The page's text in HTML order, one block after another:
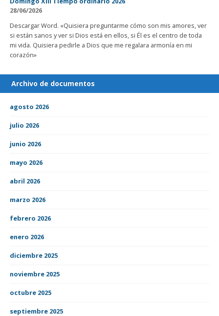
28/06/2026
Descargar Word. «Quisiera preguntarme cómo son mis amores, ver
si están sanos y ver si Dios está en ellos, si Él es el centro de toda
mi vida. Quisiera pedirle a Dios que me regalara armonía en mi
corazón»
Archivo de documentos
agosto 2026
julio 2026
junio 2026
mayo 2026
abril 2026
marzo 2026
febrero 2026
enero 2026
diciembre 2025
noviembre 2025
octubre 2025
septiembre 2025